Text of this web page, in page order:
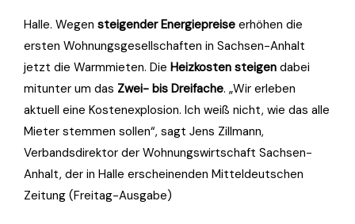
Halle. Wegen steigender Energiepreise erhöhen die
ersten Wohnungsgesellschaften in Sachsen-Anhalt
jetzt die Warmmieten. Die Heizkosten steigen dabei
mitunter um das Zwei- bis Dreifache. „Wir erleben
aktuell eine Kostenexplosion. Ich weiß nicht, wie das alle
Mieter stemmen sollen“, sagt Jens Zillmann,
Verbandsdirektor der Wohnungswirtschaft Sachsen-
Anhalt, der in Halle erscheinenden Mitteldeutschen
Zeitung (Freitag-Ausgabe)